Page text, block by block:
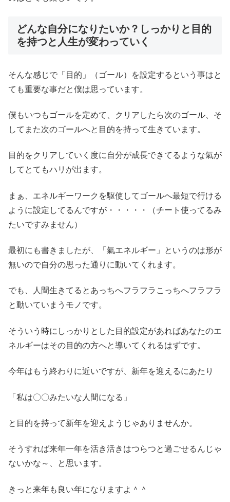
どんな自分になりたいか？しっかりと目的
を持つと人生が変わっていく
そんな感じで「目的」（ゴール）を設定するという事はと
ても重要な事だと僕は思っています。
僕もいつもゴールを定めて、クリアしたら次のゴール、そ
してまた次のゴールへと目的を持って生きています。
目的をクリアしていく度に自分が成長できてるような氣が
してとてもハリが出ます。
まぁ、エネルギーワークを駆使してゴールへ最短で行ける
ように設定してるんですが・・・・・（チート使ってるみ
たいですみません）
最初にも書きましたが、「氣エネルギー」というのは形が
無いので自分の思った通りに動いてくれます。
でも、人間生きてるとあっちへフラフラこっちへフラフラ
と動いていまうモノです。
そういう時にしっかりとした目的設定があればあなたのエ
ネルギーはその目的の方へと導いてくれるはずです。
今年はもう終わりに近いですが、新年を迎えるにあたり
「私は〇〇みたいな人間になる」
と目的を持って新年を迎えようじゃありませんか。
そうすれば来年一年を活き活きはつらつと過ごせるんじゃ
ないかな～、と思います。
きっと来年も良い年になりますよ＾＾